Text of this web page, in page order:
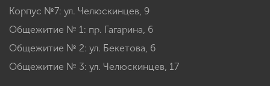
Корпус №7: ул. Челюскинцев, 9
Общежитие № 1: пр. Гагарина, 6
Общежитие № 2: ул. Бекетова, 6
Общежитие № 3: ул. Челюскинцев, 17